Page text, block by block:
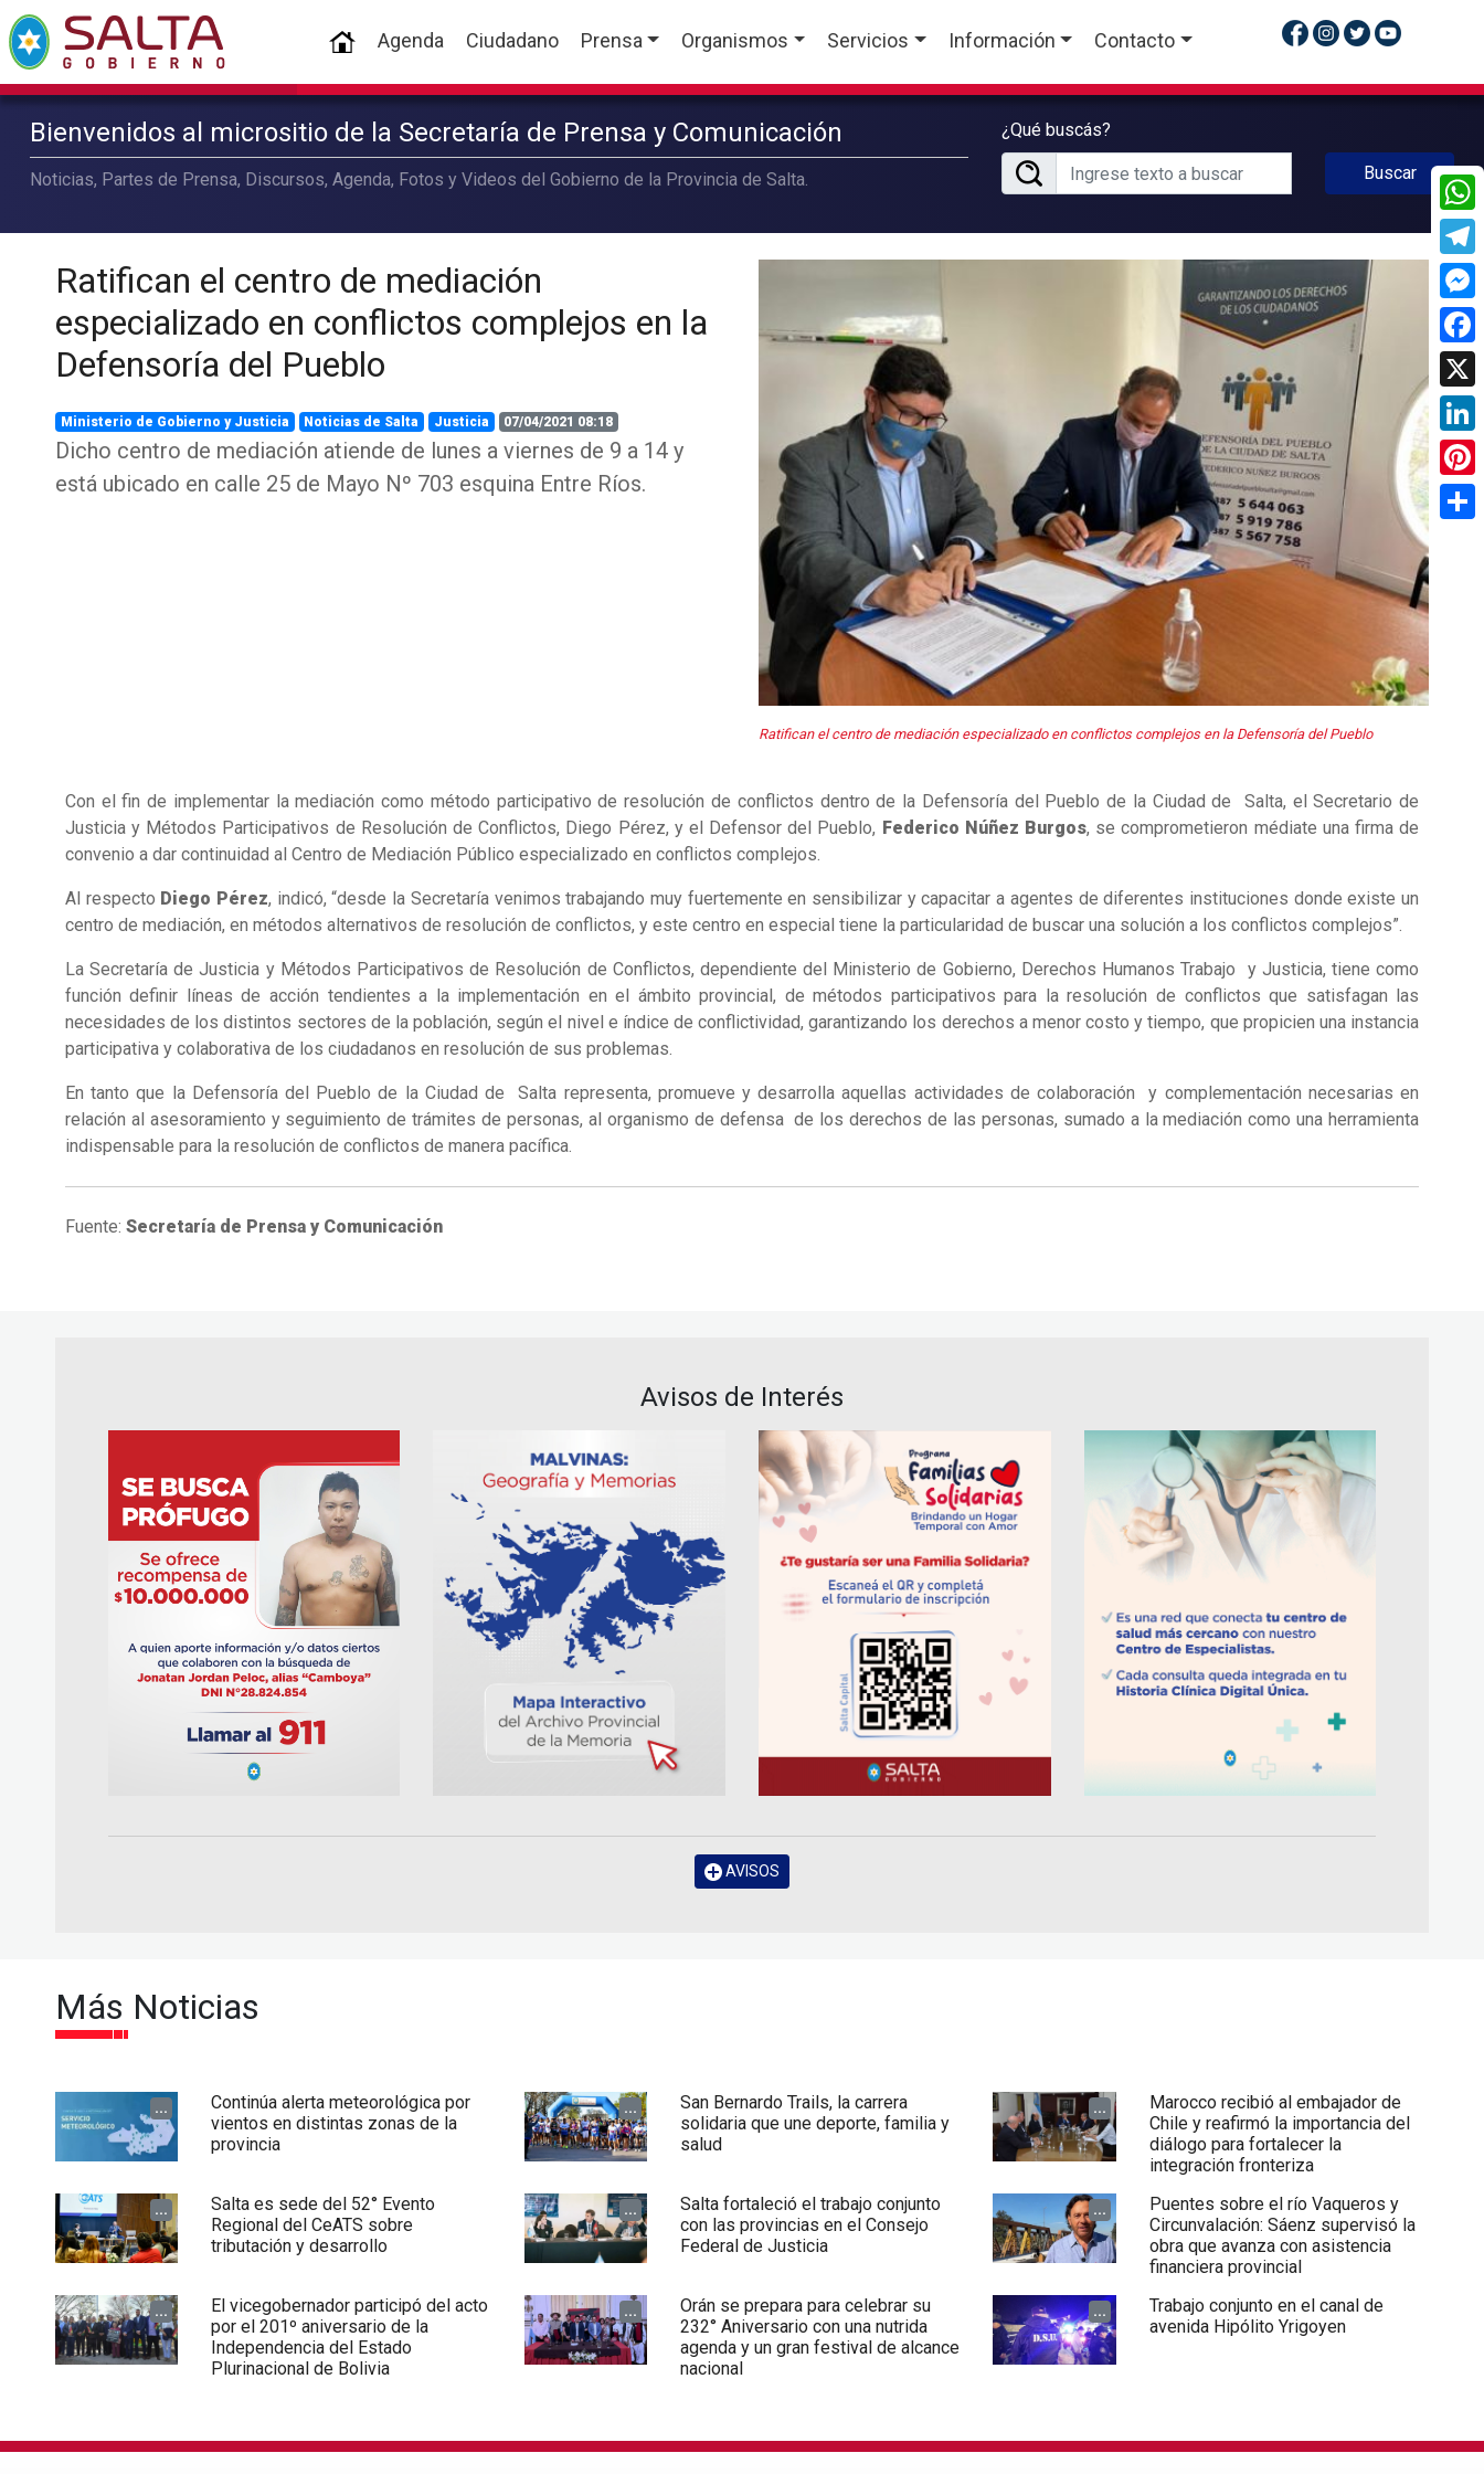
(current)
Agenda Ciudadano Prensa Organismos Servicios Información Contacto
Bienvenidos al micrositio de la Secretaría de Prensa y Comunicación
Noticias, Partes de Prensa, Discursos, Agenda, Fotos y Videos del Gobierno de la Provincia de Salta.
¿Qué buscás?
Buscar
Ratifican el centro de mediación
especializado en conflictos complejos en la
Defensoría del Pueblo
Ministerio de Gobierno y Justicia Noticias de Salta Justicia 07/04/2021 08:18
Dicho centro de mediación atiende de lunes a viernes de 9 a 14 y
está ubicado en calle 25 de Mayo Nº 703 esquina Entre Ríos.
Ratifican el centro de mediación especializado en conflictos complejos en la Defensoría del Pueblo
Con el fin de implementar la mediación como método participativo de resolución de conflictos dentro de la Defensoría del Pueblo de la Ciudad de Salta, el Secretario de
Justicia y Métodos Participativos de Resolución de Conflictos, Diego Pérez, y el Defensor del Pueblo, Federico Núñez Burgos, se comprometieron médiate una firma de
convenio a dar continuidad al Centro de Mediación Público especializado en conflictos complejos.
Al respecto Diego Pérez, indicó, “desde la Secretaría venimos trabajando muy fuertemente en sensibilizar y capacitar a agentes de diferentes instituciones donde existe un
centro de mediación, en métodos alternativos de resolución de conflictos, y este centro en especial tiene la particularidad de buscar una solución a los conflictos complejos”.
La Secretaría de Justicia y Métodos Participativos de Resolución de Conflictos, dependiente del Ministerio de Gobierno, Derechos Humanos Trabajo y Justicia, tiene como
función definir líneas de acción tendientes a la implementación en el ámbito provincial, de métodos participativos para la resolución de conflictos que satisfagan las
necesidades de los distintos sectores de la población, según el nivel e índice de conflictividad, garantizando los derechos a menor costo y tiempo, que propicien una instancia
participativa y colaborativa de los ciudadanos en resolución de sus problemas.
En tanto que la Defensoría del Pueblo de la Ciudad de Salta representa, promueve y desarrolla aquellas actividades de colaboración y complementación necesarias en
relación al asesoramiento y seguimiento de trámites de personas, al organismo de defensa de los derechos de las personas, sumado a la mediación como una herramienta
indispensable para la resolución de conflictos de manera pacífica.
Fuente: Secretaría de Prensa y Comunicación
Avisos de Interés
AVISOS
Más Noticias
...
Continúa alerta meteorológica por
vientos en distintas zonas de la
provincia
...
San Bernardo Trails, la carrera
solidaria que une deporte, familia y
salud
...
Marocco recibió al embajador de
Chile y reafirmó la importancia del
diálogo para fortalecer la
integración fronteriza
...
Salta es sede del 52° Evento
Regional del CeATS sobre
tributación y desarrollo
...
Salta fortaleció el trabajo conjunto
con las provincias en el Consejo
Federal de Justicia
...
Puentes sobre el río Vaqueros y
Circunvalación: Sáenz supervisó la
obra que avanza con asistencia
financiera provincial
...
El vicegobernador participó del acto
por el 201º aniversario de la
Independencia del Estado
Plurinacional de Bolivia
...
Orán se prepara para celebrar su
232° Aniversario con una nutrida
agenda y un gran festival de alcance
nacional
...
Trabajo conjunto en el canal de
avenida Hipólito Yrigoyen
X